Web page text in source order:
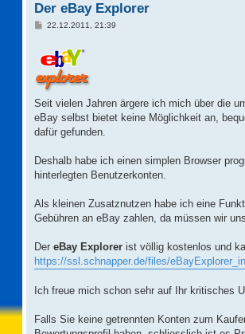
Der eBay Explorer
B
g
22.12.2011, 21:39
Seit vielen Jahren ärgere ich mich über die
eBay selbst bietet keine Möglichkeit an,
dafür gefunden.
Deshalb habe ich einen simplen Browser
hinterlegten Benutzerkonten.
Als kleinen Zusatznutzen habe ich eine
Gebühren an eBay zahlen, da müssen wir
Der eBay Explorer ist völlig kostenlos und
https://ssl.schnapper.de/files/
Ich freue mich schon sehr auf Ihr kritisches
Falls Sie keine getrennten Konten zum